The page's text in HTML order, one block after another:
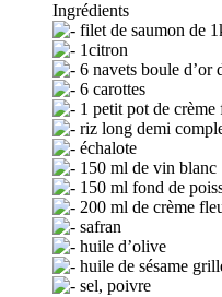
Ingrédients
filet de saumon de
1citron
6 navets boule d’or
6 carottes
1 petit pot de crème
riz long demi
échalote
150 ml de vin blanc
150 ml fond de
200 ml de crème
safran
huile d’olive
huile de sésame
sel, poivre